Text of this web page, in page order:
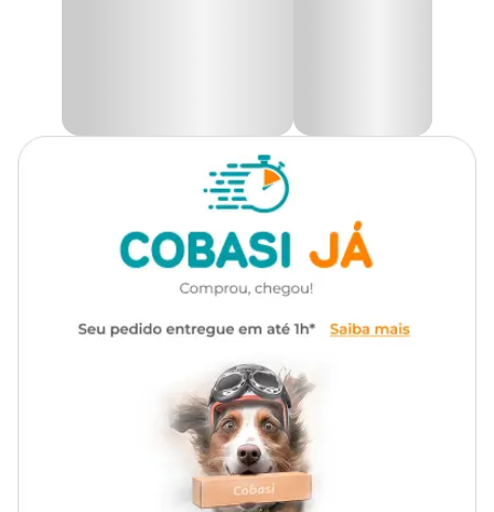
Medidas aproximadas
Largura:28 cm x